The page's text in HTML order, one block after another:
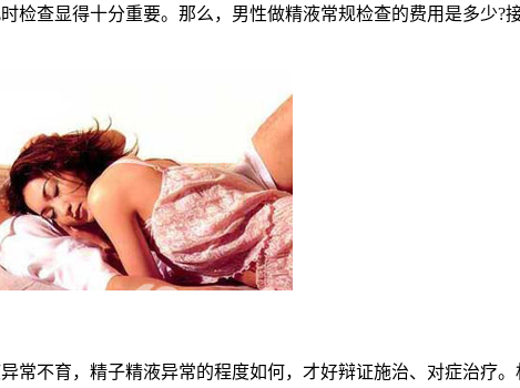
查显得十分重要。那么，男性做精液常规检查的费用是多少?
不育，精子精液异常的程度如何，才好辩证施治、对症治疗。